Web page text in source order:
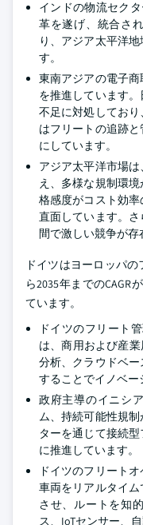
インドの物流セク
革を遂げ、統合さ
り、アジア太平洋
す。
東南アジアの電子
を推進しています
不足に対処してお
はフリートの追跡
にしています。
アジア太平洋市場
え、多様な規制環
格感度がコスト効
直面しています。
間で激しい競争が存
ドイツはヨーロッパ
ら2035年までのCAGR
ています。
ドイツのフリート
は、商用および産
分析、クラウドベ
することでイノベー
政府主導のイニシ
ム、持続可能性規
ターを通じて接続
に推進しています。
ドイツのフリート
車両をリアルタイ
させ、ルートを知
ス、IoTセンサー、